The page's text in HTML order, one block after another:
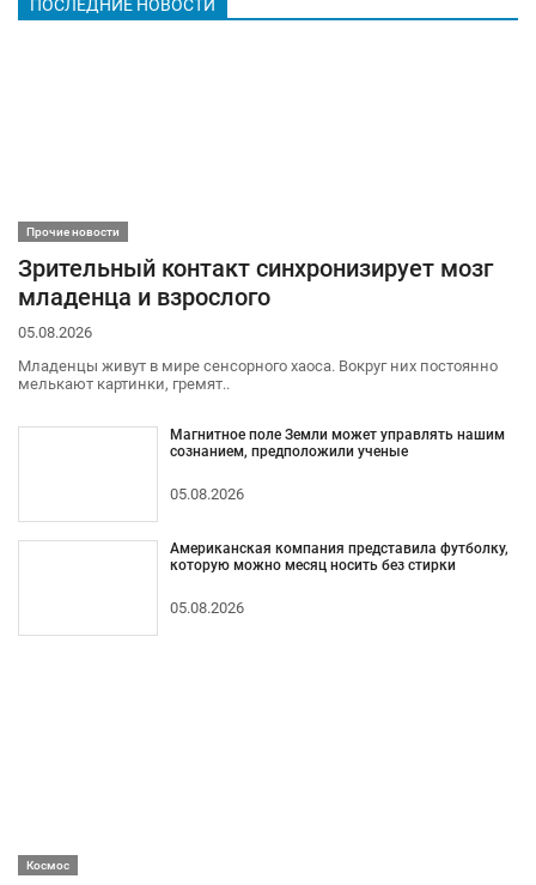
ПОСЛЕДНИЕ НОВОСТИ
Прочие новости
Зрительный контакт синхронизирует мозг
младенца и взрослого
05.08.2026
Младенцы живут в мире сенсорного хаоса. Вокруг них постоянно
мелькают картинки, гремят..
Магнитное поле Земли может управлять нашим
сознанием, предположили ученые
05.08.2026
Американская компания представила футболку,
которую можно месяц носить без стирки
05.08.2026
Космос